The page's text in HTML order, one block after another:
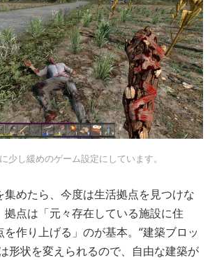
少し緩めのゲーム設定にしています。
集めたら、今度は生活拠点を見つけな
拠点は「元々存在している施設に住
作り上げる」のが基本。“建築ブロッ
形状を変えられるので、自由な建築が